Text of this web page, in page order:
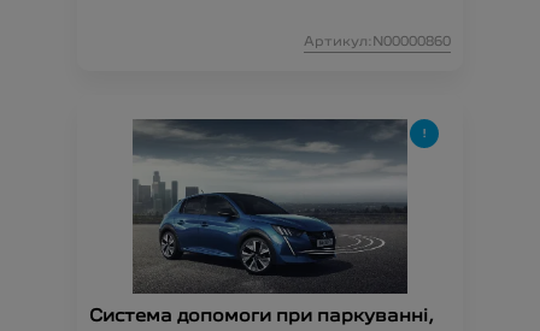
Артикул:N00000860
Система допомоги при паркуванні,